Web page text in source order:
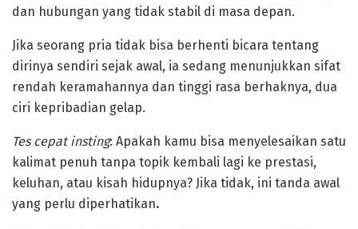
dan hubungan yang tidak stabil di masa depan.
Jika seorang pria tidak bisa berhenti bicara tentang
dirinya sendiri sejak awal, ia sedang menunjukkan sifat
rendah keramahannya dan tinggi rasa berhaknya, dua
ciri kepribadian gelap.
Tes cepat insting: Apakah kamu bisa menyelesaikan satu
kalimat penuh tanpa topik kembali lagi ke prestasi,
keluhan, atau kisah hidupnya? Jika tidak, ini tanda awal
yang perlu diperhatikan.